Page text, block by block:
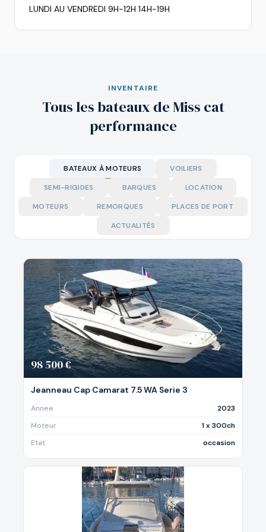
LUNDI AU VENDREDI 9H-12H 14H-19H
INVENTAIRE
Tous les bateaux de Miss cat
performance
BATEAUX À MOTEURS
VOILIERS
SEMI-RIGIDES
BARQUES
LOCATION
MOTEURS
REMORQUES
PLACES DE PORT
ACTUALITÉS
98 500 €
Jeanneau Cap Camarat 7.5 WA Serie 3
Annee
2023
Moteur
1 x 300ch
Etat
occasion